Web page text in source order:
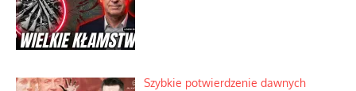
Szybkie potwierdzenie dawnych